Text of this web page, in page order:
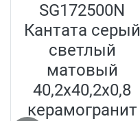
SG172500N
Кантата серый
светлый
матовый
40,2x40,2x0,8
керамогранит